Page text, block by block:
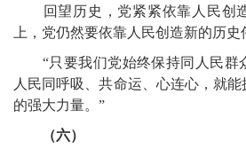
回望历史，党紧紧依靠人民创
上，党仍然要依靠人民创造新的历史
“只要我们党始终保持同人民群
人民同呼吸、共命运、心连心，就
的强大力量。”
（六）